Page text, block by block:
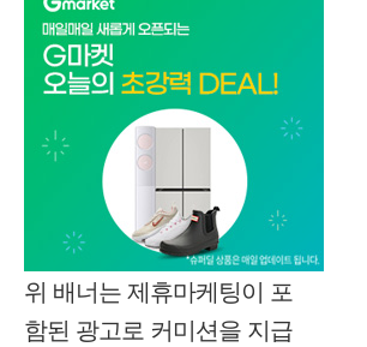
위 배너는 제휴마케팅이 포
함된 광고로 커미션을 지급